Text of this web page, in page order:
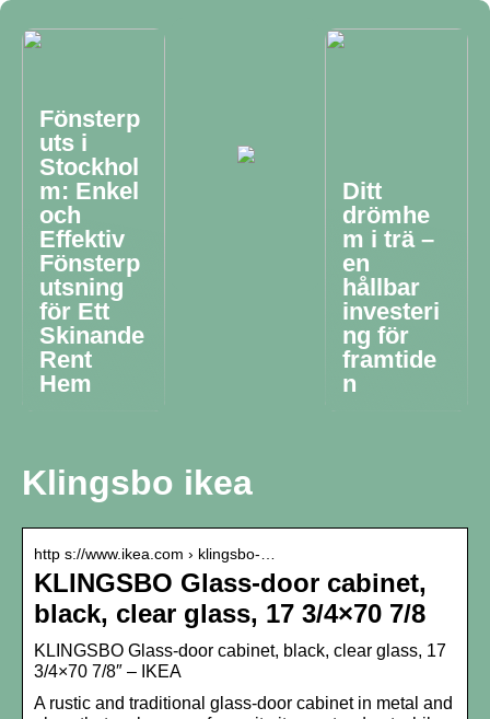
Fönsterp
uts i
Stockhol
m: Enkel
och
Effektiv
Fönsterp
utsning
för Ett
Skinande
Rent
Hem
Ditt
drömhe
m i trä –
en
hållbar
investeri
ng för
framtide
n
Klingsbo ikea
http s://www.ikea.com › klingsbo-…
KLINGSBO Glass-door cabinet,
black, clear glass, 17 3/4×70 7/8
KLINGSBO Glass-door cabinet, black, clear glass, 17
3/4×70 7/8″ – IKEA
A rustic and traditional glass-door cabinet in metal and